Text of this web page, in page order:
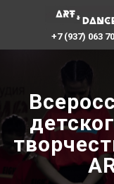
+7 (937) 063